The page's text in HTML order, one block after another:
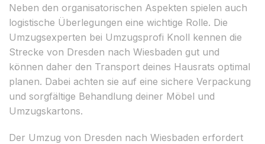
Neben den organisatorischen Aspekten spielen auch
logistische Überlegungen eine wichtige Rolle. Die
Umzugsexperten bei Umzugsprofi Knoll kennen die
Strecke von Dresden nach Wiesbaden gut und
können daher den Transport deines Hausrats optimal
planen. Dabei achten sie auf eine sichere Verpackung
und sorgfältige Behandlung deiner Möbel und
Umzugskartons.
Der Umzug von Dresden nach Wiesbaden erfordert